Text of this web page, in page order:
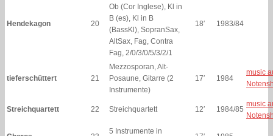
Hendekagon 20
Ob (Cor Inglese), Kl in
B (es), Kl in B
(BassKl), SopranSax,
AltSax, Fag, Contra
Fag, 2/0/3/0/5/3/2/1
18′ 1983/84
tieferschüttert 21
Mezzosporan, Alt-
Posaune, Gitarre (2
Instrumente)
17′ 1984
music
Streichquartett 22 Streichquartett 12′ 1984/85
music
5 Instrumente in